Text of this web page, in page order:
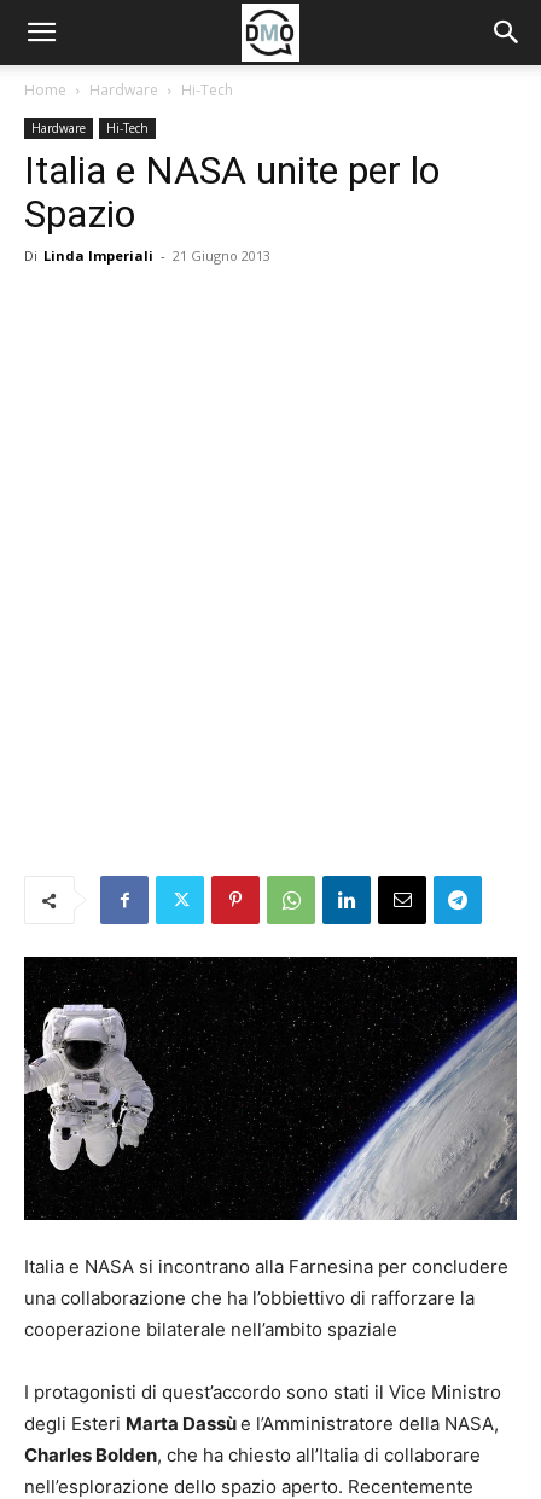
Home Hardware Hi-Tech
Hardware Hi-Tech
Italia e NASA unite per lo
Spazio
Di Linda Imperiali - 21 Giugno 2013
Italia e NASA si incontrano alla Farnesina per concludere
una collaborazione che ha l’obbiettivo di rafforzare la
cooperazione bilaterale nell’ambito spaziale
I protagonisti di quest’accordo sono stati il Vice Ministro
degli Esteri Marta Dassùe l’Amministratore della NASA,
Charles Bolden, che ha chiesto all’Italia di collaborare
nell’esplorazione dello spazio aperto. Recentemente